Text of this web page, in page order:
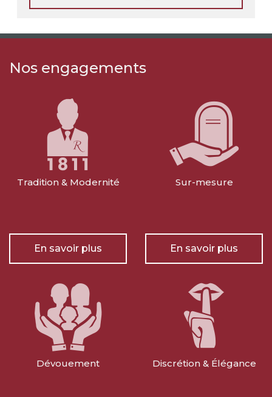
Nos engagements
Tradition & Modernité
En savoir plus
Sur-mesure
En savoir plus
Dévouement Discrétion & Élégance